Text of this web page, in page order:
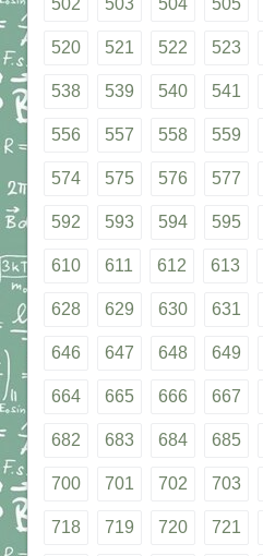
520 521 522 523
538 539 540 541
556 557 558 559
574 575 576 577
592 593 594 595
610 611 612 613
628 629 630 631
646 647 648 649
664 665 666 667
682 683 684 685
700 701 702 703
718 719 720 721